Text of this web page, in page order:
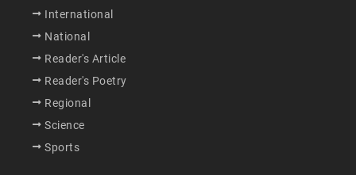
International
National
Reader's Article
Reader's Poetry
Regional
Science
Sports